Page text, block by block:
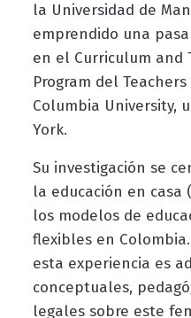
la Universidad de
emprendido una
en el Curriculum and
Program del
Columbia University,
York.
Su investigación se
la educación en casa
los modelos de
flexibles en
esta experiencia es
conceptuales,
legales sobre este